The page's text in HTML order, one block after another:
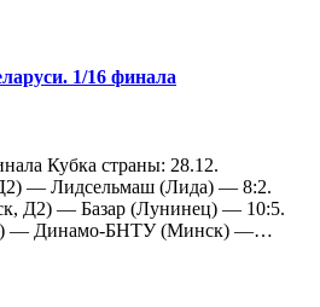
1/16 финала
Кубка страны: 28.12.
— Лидсельмаш (Лида) — 8:2.
Д2) — Базар (Лунинец) — 10:5.
— Динамо-БНТУ (Минск) —…